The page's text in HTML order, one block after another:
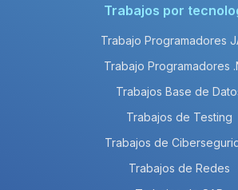
Trabajos por
Trabajo Programadores
Trabajo Programadores
Trabajos Base de
Trabajos de Testing
Trabajos de
Trabajos de Redes